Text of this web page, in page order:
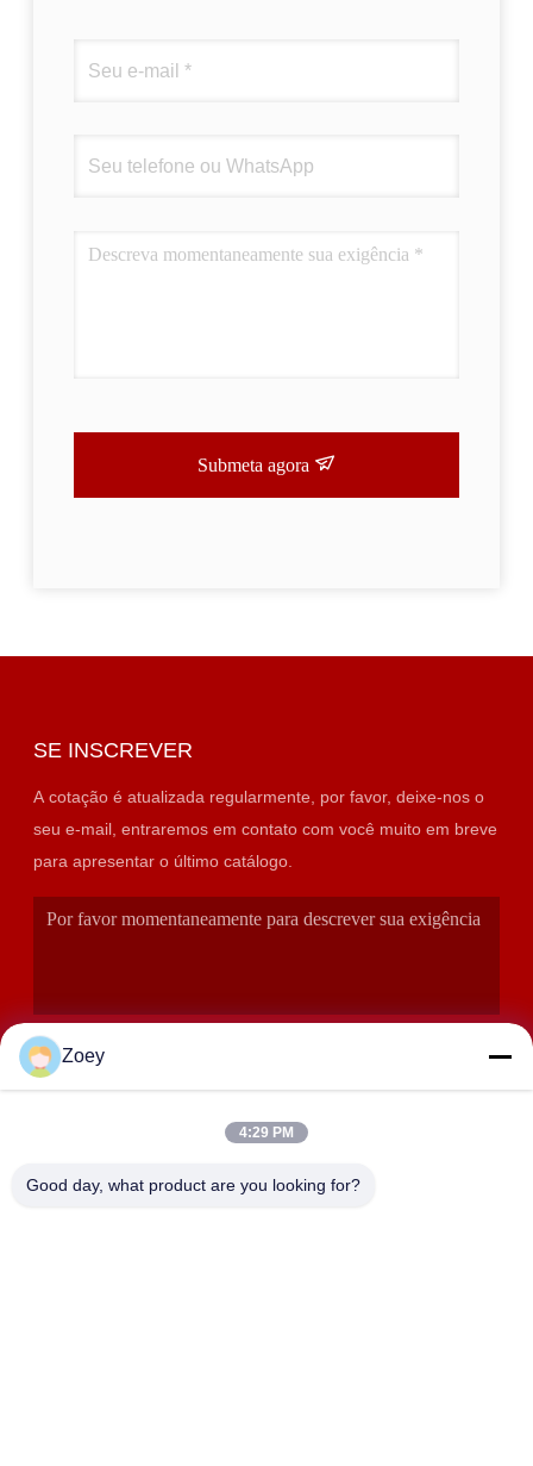
Submeta agora
SE INSCREVER
A cotação é atualizada regularmente, por favor, deixe-nos o
seu e-mail, entraremos em contato com você muito em breve
para apresentar o último catálogo.
SUBMETER
Zoey
4:29 PM
Good day, what product are you looking for?